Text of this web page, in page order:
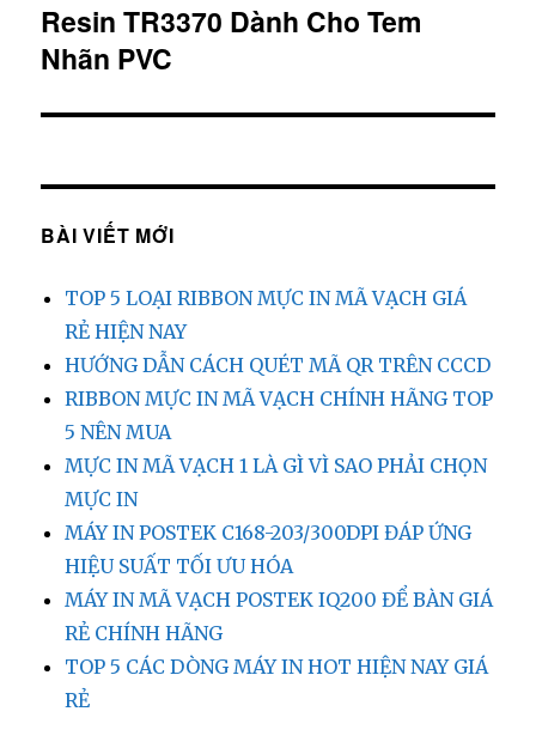
Bài
tiếp
Resin TR3370 Dành Cho Tem
Nhãn PVC
BÀI VIẾT MỚI
TOP 5 LOẠI RIBBON MỰC IN MÃ VẠCH GIÁ
RẺ HIỆN NAY
HƯỚNG DẪN CÁCH QUÉT MÃ QR TRÊN CCCD
RIBBON MỰC IN MÃ VẠCH CHÍNH HÃNG TOP
5 NÊN MUA
MỰC IN MÃ VẠCH 1 LÀ GÌ VÌ SAO PHẢI CHỌN
MỰC IN
MÁY IN POSTEK C168-203/300DPI ĐÁP ỨNG
HIỆU SUẤT TỐI ƯU HÓA
MÁY IN MÃ VẠCH POSTEK IQ200 ĐỂ BÀN GIÁ
RẺ CHÍNH HÃNG
TOP 5 CÁC DÒNG MÁY IN HOT HIỆN NAY GIÁ
RẺ